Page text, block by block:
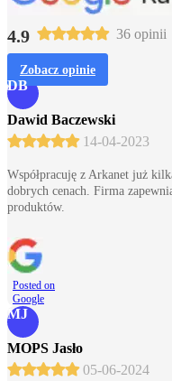
4.9 36 opinii
Zobacz opinie
DB
Dawid Baczewski
14-04-2023
Współpracuję z Arkanet już
dobrych cenach. Firma
produktów.
Posted on
Google
MJ
MOPS Jasło
05-06-2024